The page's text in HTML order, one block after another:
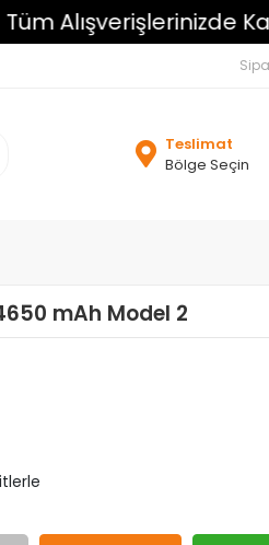
Kargo
Teslimat
Bölge Seçin
mAh Model 2